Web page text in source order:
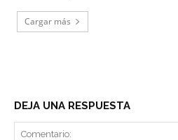
Cargar más
DEJA UNA RESPUESTA